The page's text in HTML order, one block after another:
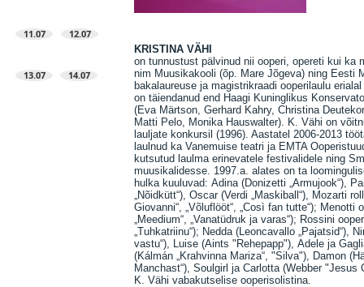
11.07
13.07
12.07
14.07
KRISTINA VÄHI
on tunnustust pälvinud nii ooperi, opereti kui ka
nim Muusikakooli (õp. Mare Jõgeva) ning Eesti
bakalaureuse ja magistrikraadi ooperilaulu
on täiendanud end Haagi Kuninglikus
(Eva Märtson, Gerhard Kahry, Christina
Matti Pelo, Monika Hauswalter). K. Vähi on
lauljate konkursil (1996). Aastatel 2006-2013
laulnud ka Vanemuise teatri ja EMTA
kutsutud laulma erinevatele festivalidele ning
muusikalidesse. 1997.a. alates on ta
hulka kuuluvad: Adina (Donizetti „Armujook“),
„Nõidkütt“), Oscar (Verdi „Maskiball“), Mozarti
Giovanni“, „Võluflööt“, „Così fan tutte“);
„Meedium“, „Vanatüdruk ja varas“); Rossini
„Tuhkatriinu“); Nedda (Leoncavallo „Pajatsid“),
vastu“), Luise (Aints "Rehepapp"), Adele ja
(Kálmán „Krahvinna Mariza“, "Silva"), Damon
Manchast“), Soulgirl ja Carlotta (Webber
K. Vähi vabakutselise ooperisolistina.